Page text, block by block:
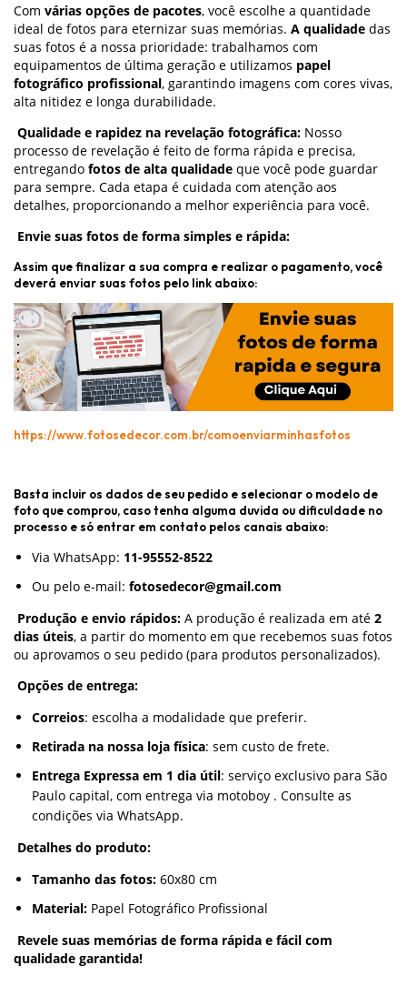
Com várias opções de pacotes, você escolhe a quantidade
ideal de fotos para eternizar suas memórias. A qualidade das
suas fotos é a nossa prioridade: trabalhamos com
equipamentos de última geração e utilizamos papel
fotográfico profissional, garantindo imagens com cores vivas,
alta nitidez e longa durabilidade.
Qualidade e rapidez na revelação fotográfica: Nosso
processo de revelação é feito de forma rápida e precisa,
entregando fotos de alta qualidade que você pode guardar
para sempre. Cada etapa é cuidada com atenção aos
detalhes, proporcionando a melhor experiência para você.
Envie suas fotos de forma simples e rápida:
Assim que finalizar a sua compra e realizar o pagamento, você
deverá enviar suas fotos pelo link abaixo:
https://www.fotosedecor.com.br/comoenviarminhasfotos
Basta incluir os dados de seu pedido e selecionar o modelo de
foto que comprou, caso tenha alguma duvida ou dificuldade no
processo e só entrar em contato pelos canais abaixo:
Via WhatsApp: 11-95552-8522
Ou pelo e-mail: fotosedecor@gmail.com
Produção e envio rápidos: A produção é realizada em até 2
dias úteis, a partir do momento em que recebemos suas fotos
ou aprovamos o seu pedido (para produtos personalizados).
Opções de entrega:
Correios: escolha a modalidade que preferir.
Retirada na nossa loja física: sem custo de frete.
Entrega Expressa em 1 dia útil: serviço exclusivo para São
Paulo capital, com entrega via motoboy . Consulte as
condições via WhatsApp.
Detalhes do produto:
Tamanho das fotos: 60x80 cm
Material: Papel Fotográfico Profissional
Revele suas memórias de forma rápida e fácil com
qualidade garantida!